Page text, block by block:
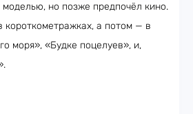
моделью, но позже предпочёл кино.
короткометражках, а потом — в
моря», «Будке поцелуев», и,